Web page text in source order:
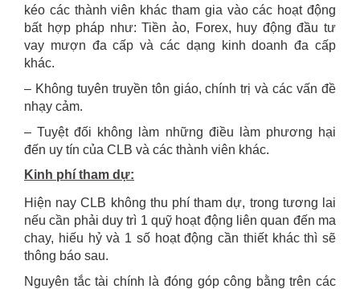
kéo các thành viên khác tham gia vào các hoạt động
bất hợp pháp như: Tiền ảo, Forex, huy động đầu tư
vay mượn đa cấp và các dạng kinh doanh đa cấp
khác.
– Không tuyên truyền tôn giáo, chính trị và các vấn đề
nhạy cảm.
– Tuyệt đối không làm những điều làm phương hại
đến uy tín của CLB và các thành viên khác.
Kinh phí tham dự:
Hiện nay CLB không thu phí tham dự, trong tương lai
nếu cần phải duy trì 1 quỹ hoạt động liên quan đến ma
chay, hiếu hỷ và 1 số hoạt động cần thiết khác thì sẽ
thông báo sau.
Nguyên tắc tài chính là đóng góp công bằng trên các